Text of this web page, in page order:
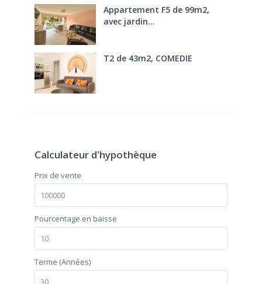
Appartement F5 de 99m2,
avec jardin...
T2 de 43m2, COMEDIE
Calculateur d'hypothèque
Prix ​​de vente
Pourcentage en baisse
Terme (Années)